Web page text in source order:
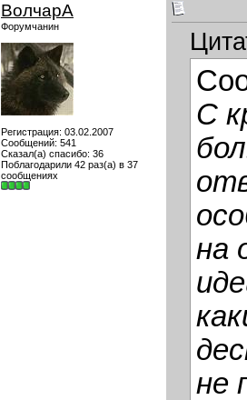
ВолчарА
Форумчанин
Регистрация: 03.02.2007
Сообщений: 541
Сказал(а) спасибо: 36
Поблагодарили 42 раз(а) в 37
сообщениях
С
на
не